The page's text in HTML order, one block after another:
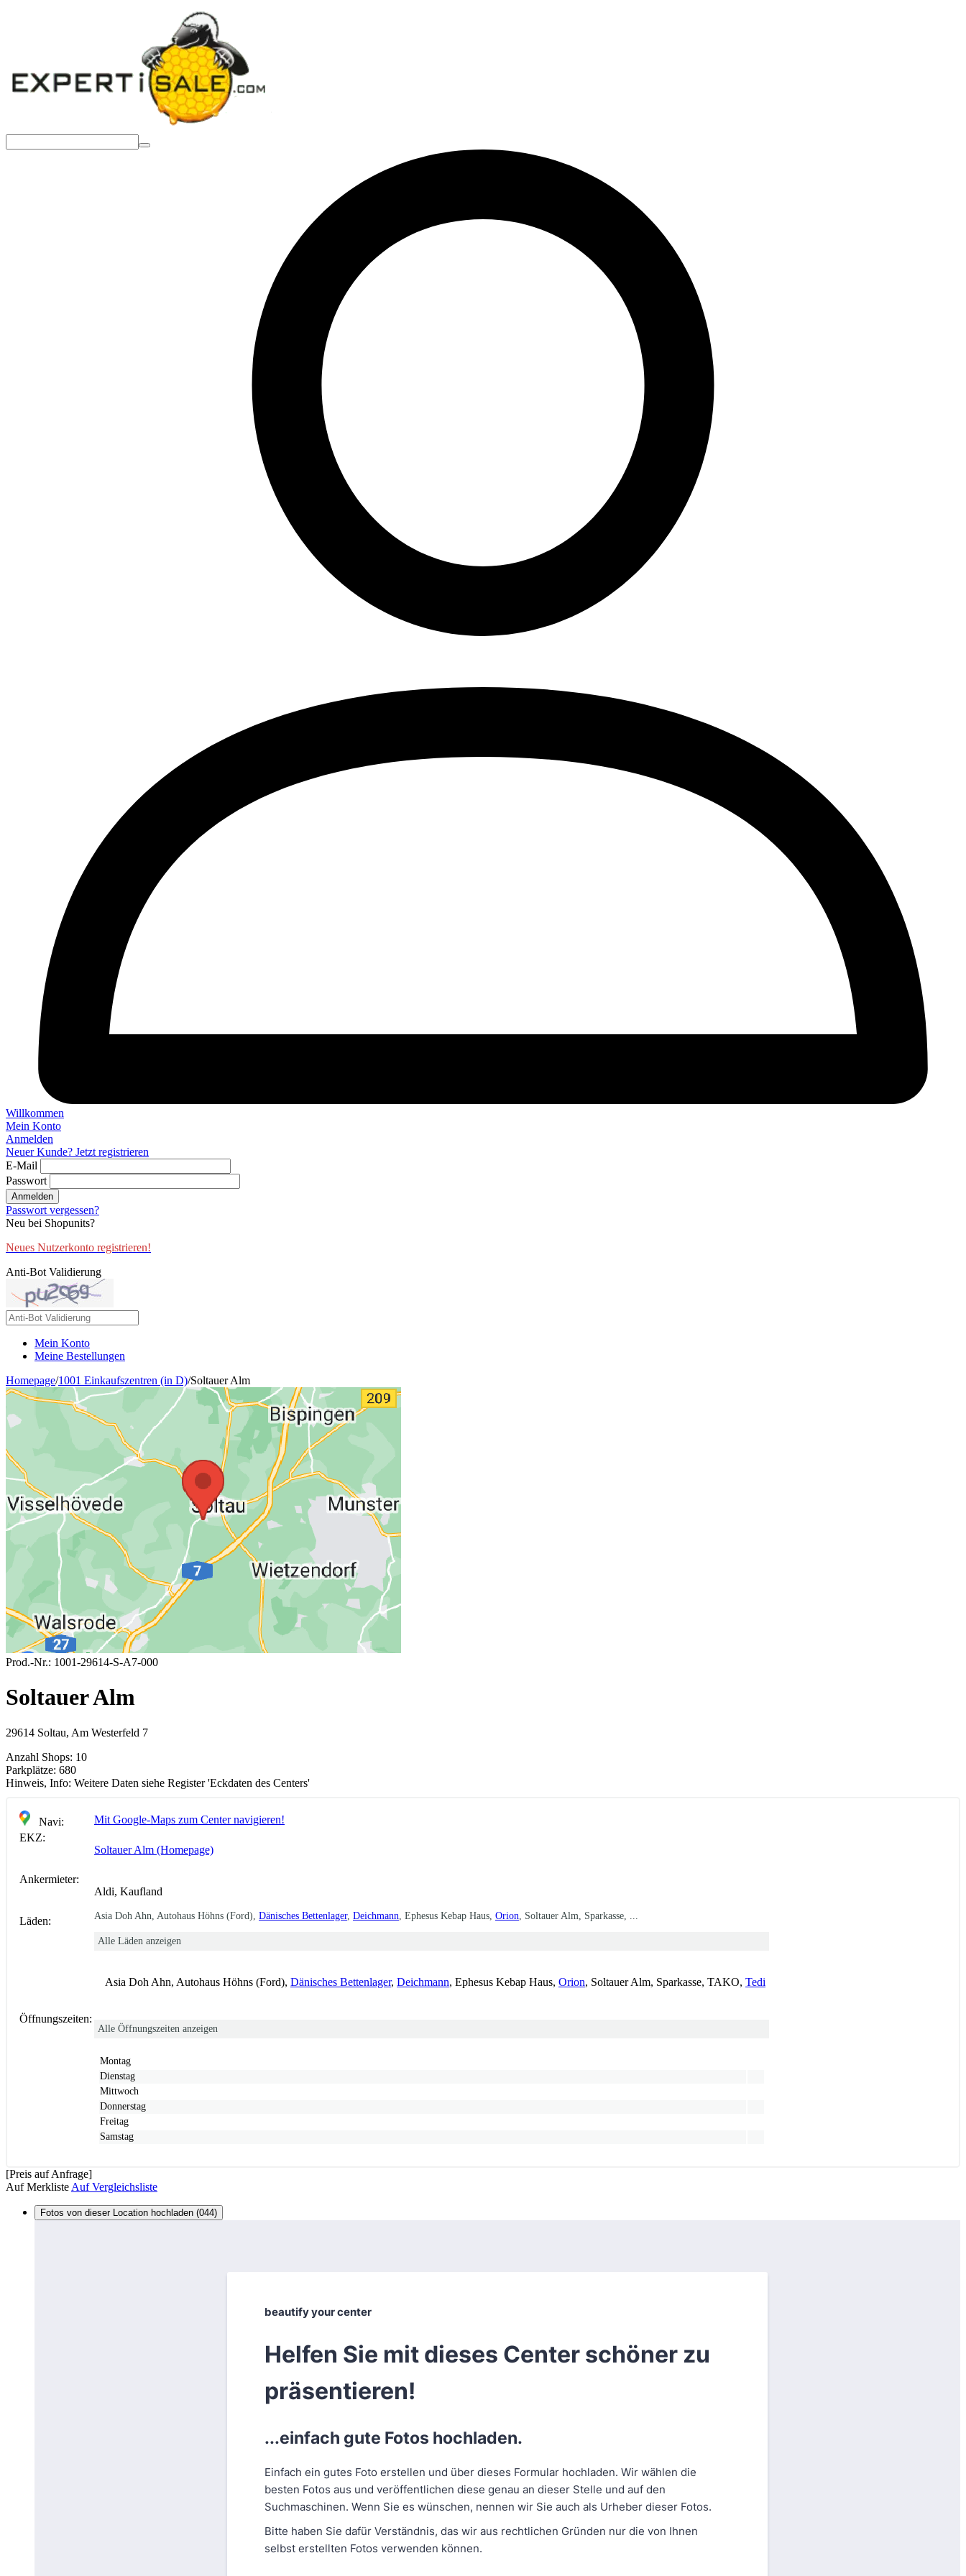
Willkommen
Mein Konto
Anmelden
Neuer Kunde? Jetzt registrieren
E-Mail
Passwort
Anmelden
Passwort vergessen?
Neu bei Shopunits?
Neues Nutzerkonto registrieren!
Anti-Bot Validierung
Mein Konto
Meine Bestellungen
Homepage/1001 Einkaufszentren (in D)/Soltauer Alm
Prod.-Nr.: 1001-29614-S-A7-000
Soltauer Alm
29614 Soltau, Am Westerfeld 7
Anzahl Shops: 10
Parkplätze: 680
Hinweis, Info: Weitere Daten siehe Register 'Eckdaten des Centers'
Navi:
Mit Google-Maps zum Center navigieren!
EKZ:
Soltauer Alm (Homepage)
Ankermieter:
Aldi, Kaufland
Läden: Asia Doh Ahn, Autohaus Höhns (Ford), Dänisches Bettenlager, Deichmann , Ephesus Kebap Haus, Orion , Soltauer Alm, Sparkasse, ...
Alle Läden anzeigen
Asia Doh Ahn, Autohaus Höhns (Ford), Dänisches Bettenlager, Deichmann, Ephesus Kebap Haus, Orion, Soltauer Alm, Sparkasse, TAKO, Tedi
Öffnungszeiten:
Alle Öffnungszeiten anzeigen
Montag
Dienstag
Mittwoch
Donnerstag
Freitag
Samstag
[Preis auf Anfrage]
Auf Merkliste Auf Vergleichsliste
Fotos von dieser Location hochladen (044)